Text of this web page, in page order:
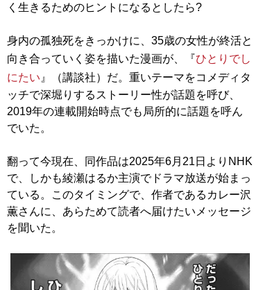
く生きるためのヒントになるとしたら?
身内の孤独死をきっかけに、35歳の女性が終活と
向き合っていく姿を描いた漫画が、『ひとりでし
にたい 』（講談社）だ。重いテーマをコメディタ
ッチで深堀りするストーリー性が話題を呼び、
2019年の連載開始時点でも局所的に話題を呼ん
でいた。
翻って今現在、同作品は2025年6月21日よりNHK
で、しかも綾瀬はるか主演でドラマ放送が始まっ
ている。このタイミングで、作者であるカレー沢
薫さんに、あらためて読者へ届けたいメッセージ
を聞いた。